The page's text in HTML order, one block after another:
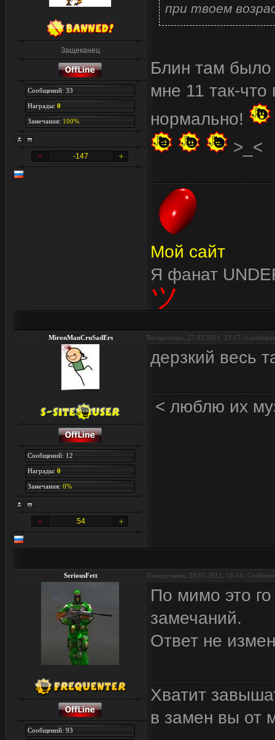
Защеканец
Сообщений: 33
Награды: 0
Замечания: 100%
-147
при твоем
Блин там было
мне 11 так-
нормально!
>_<
Мой сайт
Я фанат
ツ
MironManCruSadErs Воскресенье, 27.03.2011, 23:17 |
Сообщений: 12
Награды: 0
Замечания: 0%
54
дерзкий весь
< люблю их
SeriousFett Понедельник, 28.03.2011, 18:34 |
Сообщений: 93
По мимо это
замечаний.
Ответ не
Хватит
в замен вы от